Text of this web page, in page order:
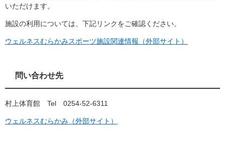
いただけます。
施設の利用については、下記リンクをご確認ください。
ウェルネスむらかみスポーツ施設関連情報（外部サイト）
問い合わせ先
村上体育館 Tel 0254-52-6311
ウェルネスむらかみ（外部サイト）